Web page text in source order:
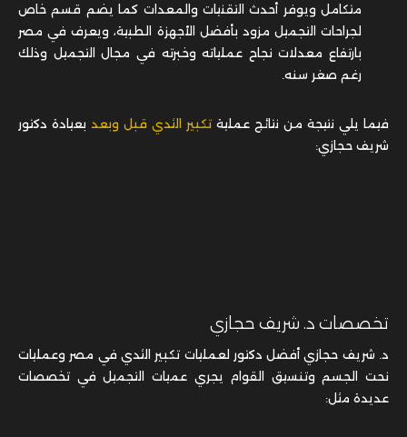
متكامل ويوفر أحدث التقنيات والمعدات كما يضم قسم خاص
لجراحات التجميل مزود بأفضل الأجهزة الطبية، ويعرف في مصر
بارتفاع معدلات نجاح عملياته وخبرته في مجال التجميل وذلك
رغم صغر سنه.
فيما يلي نتيجة من نتائج عملية تكبير الثدي قبل وبعد بعيادة دكتور
شريف حجازي:
تخصصات د. شريف حجازي
د. شريف حجازي أفضل دكتور لعمليات تكبير الثدي في مصر وعمليات
نحت الجسم وتنسيق القوام يجري عميات التجميل في تخصصات
عديدة مثل: